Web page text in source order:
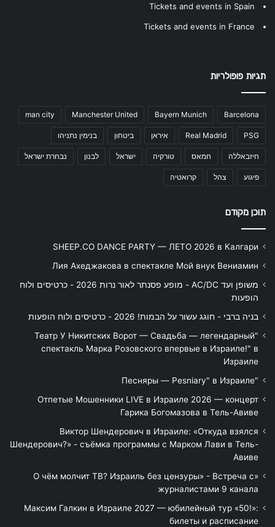
Tickets and events in Spain
Tickets and events in France
תגיות פופולריות
Barcelona
Bayern Munich
Manchester United
man city
PSG
Real Madrid איראן ביטחון בנימין נתניהו
חיזבאללה חמאס טורקיה ישראל לבנון נבחרת ישראל
פיגוע צהל קרואטיה
תוכן מקודם
SHEEP.CO DANCE PARTY — ЛЕТО 2026 в Калгари
Лия Ахеджакова в спектакле Мой внук Вениамин
משופן ועד AC/DC - מופע פסנתר לאור נרות 2026 - כרטיסים ולוח
הופעות
בניה ברבי - חוגג עשור על הבמות! 2026 - כרטיסים ולוח הופעות
"Театр У Никитских Ворот — Свадьба — легендарный
спектакль Марка Розовского впервые в Израиле!" в
Израиле
"Песняры — Pesniary" в Израиле
Отпетые Мошенники LIVE в Израиле 2026 — концерт
Гарика Богомазова в Тель-Авиве
Виктор Шендерович в Израиле: «Откуда взялся
Шендерович?» - съёмка программы с Марком Лави в Тель-
Авиве
«О чём молчит ТВ? Израиль без цензуры» - Встреча с
журналистами 9 канала
Максим Галкин в Израиле 2027 — юбилейный тур «50!»:
билеты и расписание